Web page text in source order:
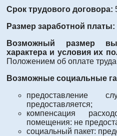
Срок трудового договора:
Размер заработной платы:
Возможный размер
характера и условия их
Положением об оплате
Возможные социальные
предоставление
предоставляется;
компенсация
помещения: не
социальный пакет: